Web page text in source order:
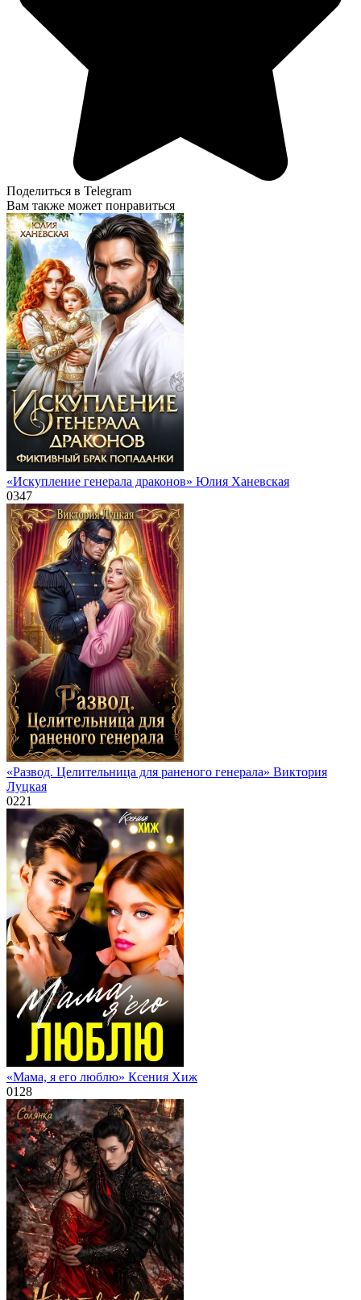
Поделиться в Telegram
Вам также может понравиться
«Искупление генерала драконов» Юлия Ханевская
0347
«Развод. Целительница для раненого генерала» Виктория
Луцкая
0221
«Мама, я его люблю» Ксения Хиж
0128